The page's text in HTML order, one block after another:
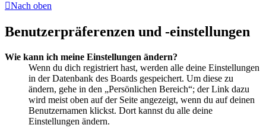
Nach oben
Benutzerpräferenzen und -einstellungen
Wie kann ich meine Einstellungen ändern?
Wenn du dich registriert hast, werden alle deine Einstellungen
in der Datenbank des Boards gespeichert. Um diese zu
ändern, gehe in den „Persönlichen Bereich“; der Link dazu
wird meist oben auf der Seite angezeigt, wenn du auf deinen
Benutzernamen klickst. Dort kannst du alle deine
Einstellungen ändern.